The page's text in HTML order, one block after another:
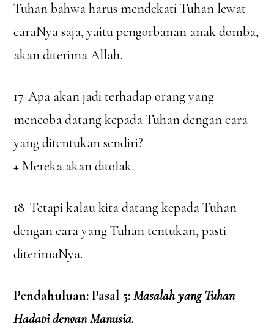
Tuhan bahwa harus mendekati Tuhan lewat
caraNya saja, yaitu pengorbanan anak domba,
akan diterima Allah.
17. Apa akan jadi terhadap orang yang
mencoba datang kepada Tuhan dengan cara
yang ditentukan sendiri?
+ Mereka akan ditolak.
18. Tetapi kalau kita datang kepada Tuhan
dengan cara yang Tuhan tentukan, pasti
diterimaNya.
Pendahuluan: Pasal 5:Masalah yang Tuhan
Hadapi dengan Manusia.